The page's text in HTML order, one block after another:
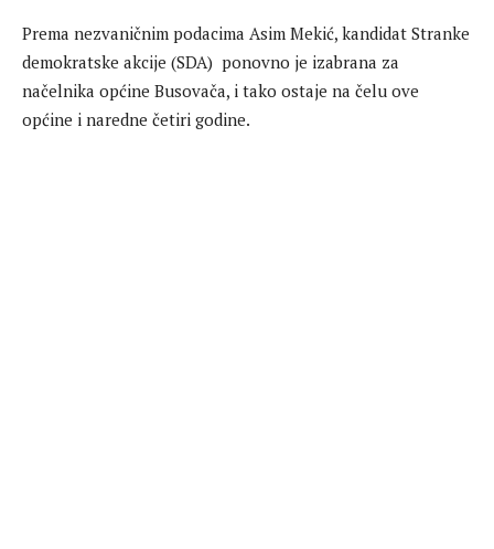
Prema nezvaničnim podacima Asim Mekić, kandidat Stranke
demokratske akcije (SDA) ponovno je izabrana za
načelnika općine Busovača, i tako ostaje na čelu ove
općine i naredne četiri godine.